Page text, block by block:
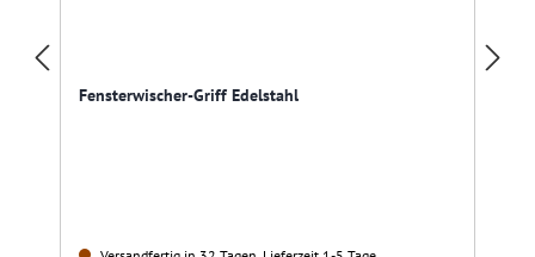
Fensterwischer-Griff Edelstahl